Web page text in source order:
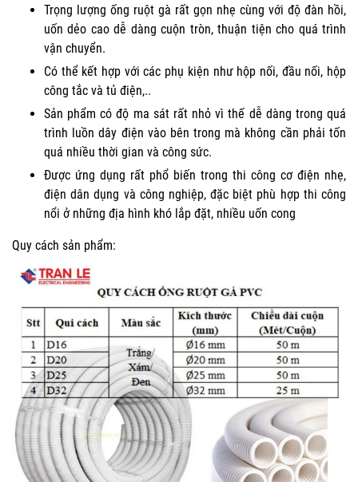
Trọng lượng ống ruột gà rất gọn nhẹ cùng với độ đàn hồi,
uốn dẻo cao dễ dàng cuộn tròn, thuận tiện cho quá trình
vận chuyển.
Có thể kết hợp với các phụ kiện như hộp nối, đầu nối, hộp
công tắc và tủ điện,..
Sản phẩm có độ ma sát rất nhỏ vì thế dễ dàng trong quá
trình luồn dây điện vào bên trong mà không cần phải tốn
quá nhiều thời gian và công sức.
Được ứng dụng rất phổ biến trong thi công cơ điện nhẹ,
điện dân dụng và công nghiệp, đặc biệt phù hợp thi công
nổi ở những địa hình khó lắp đặt, nhiều uốn cong
Quy cách sản phẩm: